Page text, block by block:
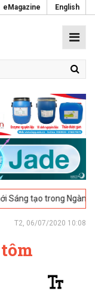
eMagazine English
tạo trong Ngành Thực
T2, 06/07/2020 10:08